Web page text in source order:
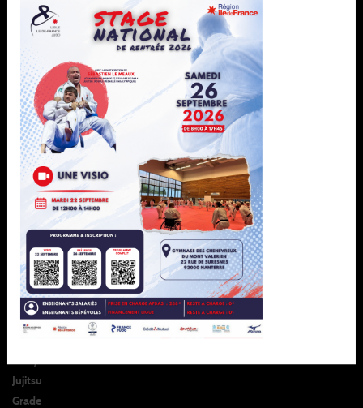
06.45.29.49.64
Horaires d'ouvertures :
Merci de nous contacter avant votre venue.
À ne pas manquer
Ligue
Formation
Développement
Pôle espoir
Espace club
Pôle france
Jujitsu
Grade